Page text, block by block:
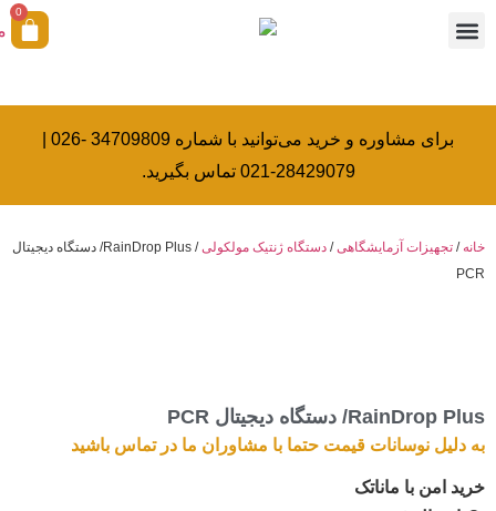
0
28429079-021 تماس بگیرید.
خانه / تجهیزات آزمایشگاهی/ دستگاه ژنتیک مولکولی
/ RainDrop Plus/ دستگاه دیجیتال
PCR
RainDrop Plus/ دستگاه دیجیتال PCR
به دلیل نوسانات قیمت حتما با مشاوران ما در تماس باشید
خرید امن با ماناتک